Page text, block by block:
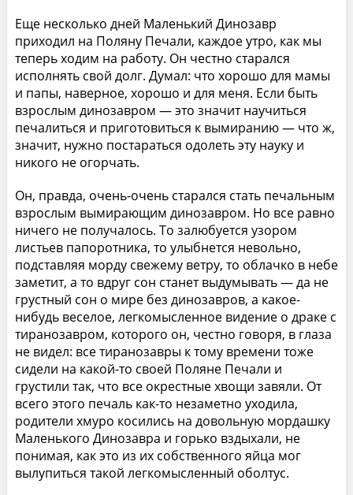
Еще несколько дней Маленький Динозавр
приходил на Поляну Печали, каждое утро, как мы
теперь ходим на работу. Он честно старался
исполнять свой долг. Думал: что хорошо для мамы
и папы, наверное, хорошо и для меня. Если быть
взрослым динозавром — это значит научиться
печалиться и приготовиться к вымиранию — что ж,
значит, нужно постараться одолеть эту науку и
никого не огорчать.
Он, правда, очень-очень старался стать печальным
взрослым вымирающим динозавром. Но все равно
ничего не получалось. То залюбуется узором
листьев папоротника, то улыбнется невольно,
подставляя морду свежему ветру, то облачко в небе
заметит, а то вдруг сон станет выдумывать — да не
грустный сон о мире без динозавров, а какое-
нибудь веселое, легкомысленное видение о драке с
тиранозавром, которого он, честно говоря, в глаза
не видел: все тиранозавры к тому времени тоже
сидели на какой-то своей Поляне Печали и
грустили так, что все окрестные хвощи завяли. От
всего этого печаль как-то незаметно уходила,
родители хмуро косились на довольную мордашку
Маленького Динозавра и горько вздыхали, не
понимая, как это из их собственного яйца мог
вылупиться такой легкомысленный оболтус.